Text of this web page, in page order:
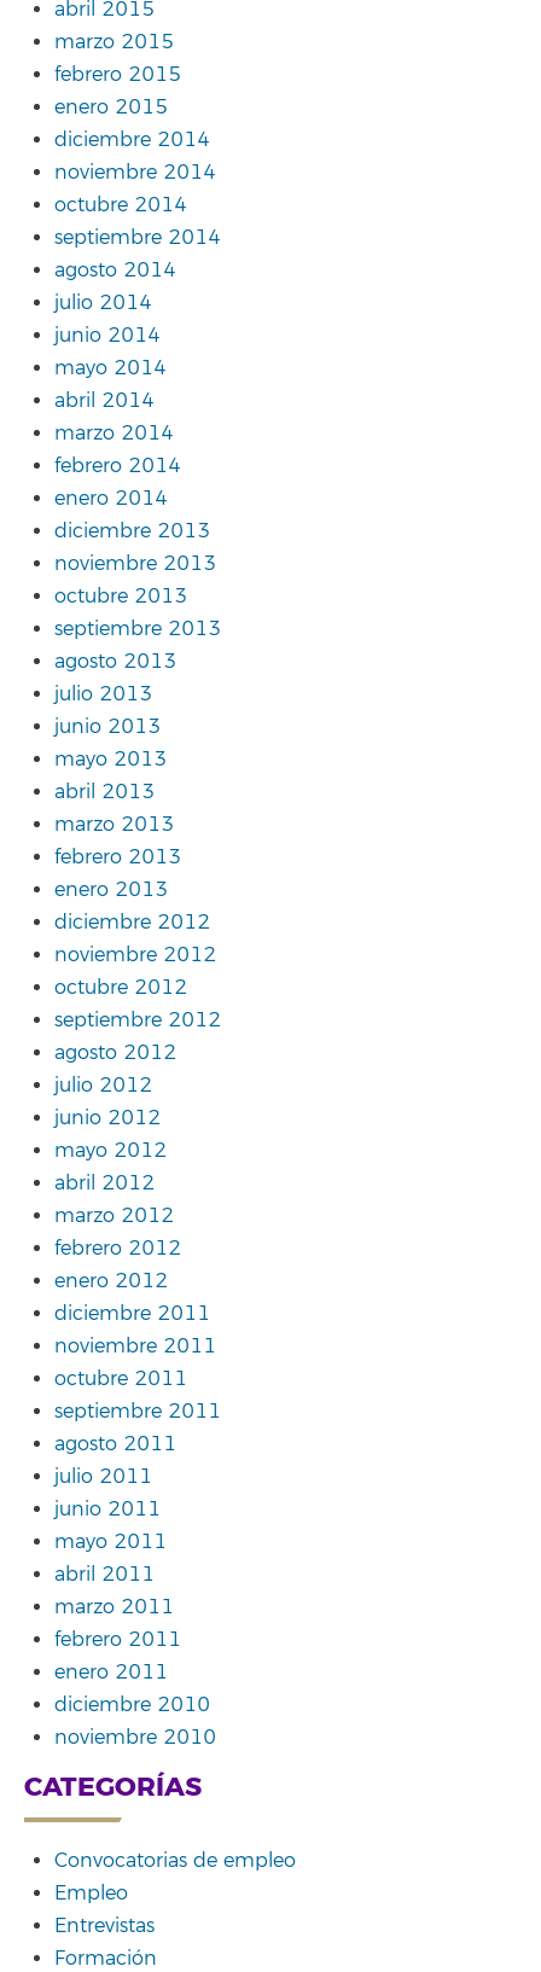
abril 2015
marzo 2015
febrero 2015
enero 2015
diciembre 2014
noviembre 2014
octubre 2014
septiembre 2014
agosto 2014
julio 2014
junio 2014
mayo 2014
abril 2014
marzo 2014
febrero 2014
enero 2014
diciembre 2013
noviembre 2013
octubre 2013
septiembre 2013
agosto 2013
julio 2013
junio 2013
mayo 2013
abril 2013
marzo 2013
febrero 2013
enero 2013
diciembre 2012
noviembre 2012
octubre 2012
septiembre 2012
agosto 2012
julio 2012
junio 2012
mayo 2012
abril 2012
marzo 2012
febrero 2012
enero 2012
diciembre 2011
noviembre 2011
octubre 2011
septiembre 2011
agosto 2011
julio 2011
junio 2011
mayo 2011
abril 2011
marzo 2011
febrero 2011
enero 2011
diciembre 2010
noviembre 2010
CATEGORÍAS
Convocatorias de empleo
Empleo
Entrevistas
Formación